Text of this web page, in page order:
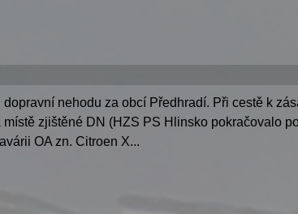
nehodu za obcí Předhradí. Při cestě k
zjištěné DN (HZS PS Hlinsko pokračovalo
OA zn. Citroen X...